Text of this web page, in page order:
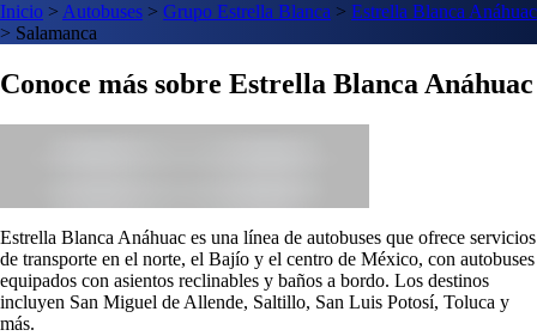
Inicio > Autobuses > Grupo Estrella Blanca > Estrella Blanca Anáhuac
> Salamanca
Conoce más sobre Estrella Blanca Anáhuac
Estrella Blanca Anáhuac es una línea de autobuses que ofrece servicios
de transporte en el norte, el Bajío y el centro de México, con autobuses
equipados con asientos reclinables y baños a bordo. Los destinos
incluyen San Miguel de Allende, Saltillo, San Luis Potosí, Toluca y
más.